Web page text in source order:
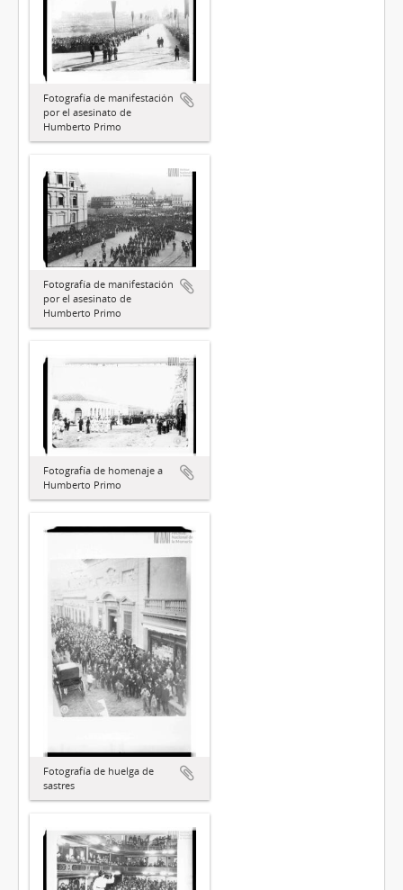
Fotografía de manifestación
por el asesinato de
Humberto Primo
Fotografía de manifestación
por el asesinato de
Humberto Primo
Fotografía de homenaje a
Humberto Primo
Fotografía de huelga de
sastres